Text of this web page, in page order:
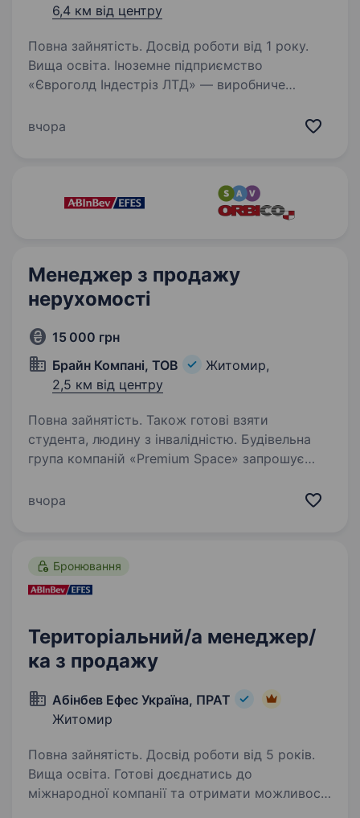
6,4 км від центру
Повна зайнятість. Досвід роботи від 1 року.
Вища освіта. Іноземне підприємство
«Євроголд Індестріз ЛТД» — виробниче
дощок, сушок для білизни, драбин і т.д.)
вчора
Менеджер з продажу
нерухомості
15 000 грн
Брайн Компані, ТОВ
Житомир,
2,5 км від центру
Повна зайнятість. Також готові взяти
студента, людину з інвалідністю. Будівельна
група компаній «Premium Space» запрошує
з продажу. Для нас головне — ваші
вчора
Бронювання
Територіальний/а менеджер/
ка з продажу
Абінбев Ефес Україна, ПРАТ
Житомир
Повна зайнятість. Досвід роботи від 5 років.
Вища освіта. Готові доєднатись до
міжнародної компанії та отримати можливості